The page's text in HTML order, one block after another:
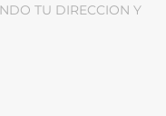
TU DIRECCION Y